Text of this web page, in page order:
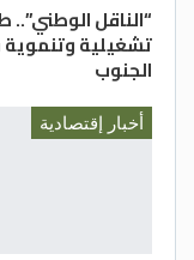
“الناقل الوطني”..
تشغيلية
الجنوب
أخبار إقتصادية